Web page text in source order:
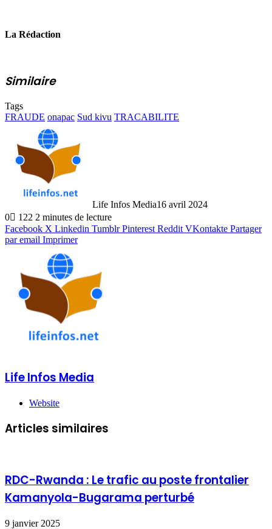
La Rédaction
Similaire
Tags
FRAUDE onapac Sud kivu TRACABILITE
Life Infos Media16 avril 2024
0
122 2 minutes de lecture
Facebook X Linkedin Tumblr Pinterest Reddit VKontakte Partager
par email Imprimer
Life Infos Media
Website
Articles similaires
RDC-Rwanda : Le trafic au poste frontalier
Kamanyola-Bugarama perturbé
9 janvier 2025